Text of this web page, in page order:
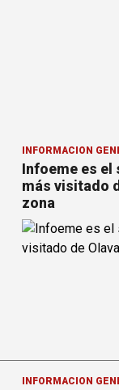
INFORMACION
Infoeme es
más visitado
zona
INFORMACION